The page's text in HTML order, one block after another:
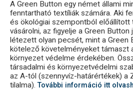
A Green Button egy német állami
fenntartható textíliák számára. Aki
és ökológiai szempontból
vásárolni, az figyelje a Green Button
létezett olyan pecsét, mint a Green
kötelező követelményeket támaszt
környezet védelme érdekében.
társadalmi és környezetvédelmi
az A-tól (szennyvíz-határértékek) a
tilalma).További információ itt